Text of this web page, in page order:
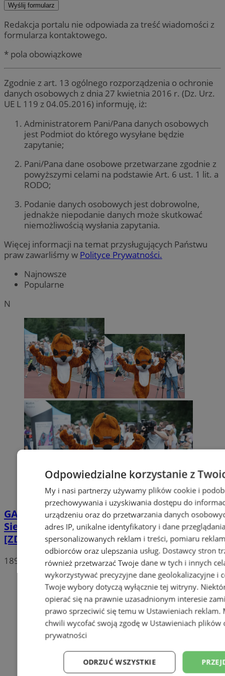
Redakcja portalu nie odpowiada za treść wiadomości z
formularza kontaktowego.
* pola obowiązkowe
Zgodnie z art. 13 ogólnego rozporządzenia o ochronie
danych osobowych z dnia 27 kwietnia 2016 r. (Dz. Urz.
UE L 119 z 04.05.2016) informuję, iż:
Administratorem Pani/Pana danych osobowych
jest Podmiot do którego wysyłane będzie
zapytanie;
Pani/Pana dane osobowe przetwarzane zgodnie z
powyższymi celami na podstawie Art. 6 ust. 1 lit. a
RODO;
Podanie danych osobowych jest dobrowolne,
jednakże niepodanie danych może skutkować
niemożliwością wysłania zapytania.
Więcej informacji na temat przysługujących Państwu
praw zawarliśmy w Polityce Prywatności.
Najnowsze
Popularne
N
GALERIABiegowa sobota w Halembie!
Sierpniowy Bieg Wiewiórki za nami
[ZDJĘCIA]
189
Odpowiedzialne korzystanie z
My i nasi partnerzy używamy plików cookie i
przechowywania i uzyskiwania dostępu do
urządzeniu oraz do przetwarzania danych
adres IP, unikalne identyfikatory i dane
spersonalizowanych reklam i treści, pomiaru
odbiorców oraz ulepszania usług. Dostawcy stron
również przetwarzać Twoje dane w tych i innych
wykorzystywać precyzyjne dane geolokalizacyjne i
Twoje wybory dotyczą wyłącznie tej witryny.
opierać się na prawnie uzasadnionym interesie
prawo sprzeciwić się temu w Ustawieniach reklam.
chwili wycofać swoją zgodę w Ustawieniach plików
prywatności
ODRZUĆ WSZYSTKIE